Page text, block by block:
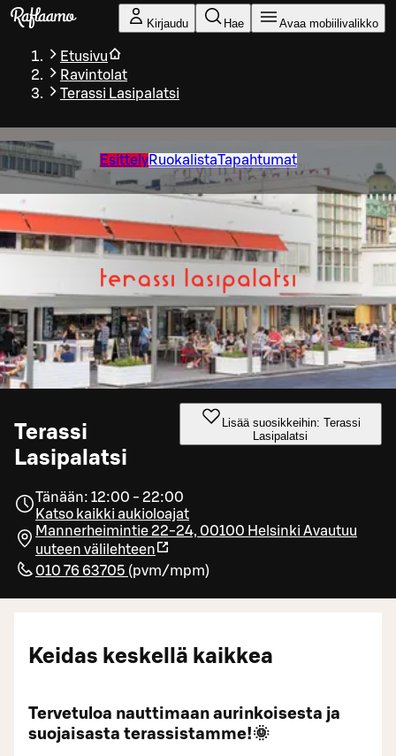
Siirry pääsisältöön
Kirjaudu Hae Avaa mobiilivalikko
Etusivu
Ravintolat
Terassi Lasipalatsi
EsittelyRuokalistaTapahtumat
Terassi
Lasipalatsi
Lisää suosikkeihin: Terassi
Lasipalatsi
Tänään: 12:00 - 22:00
Katso kaikki aukioloajat
Mannerheimintie 22-24, 00100 Helsinki Avautuu
uuteen välilehteen
010 76 63705 (pvm/mpm)
Keidas keskellä kaikkea
Tervetuloa nauttimaan aurinkoisesta ja
suojaisasta terassistamme!🌞